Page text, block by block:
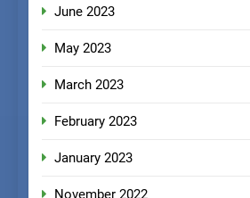
June 2023
May 2023
March 2023
February 2023
January 2023
November 2022